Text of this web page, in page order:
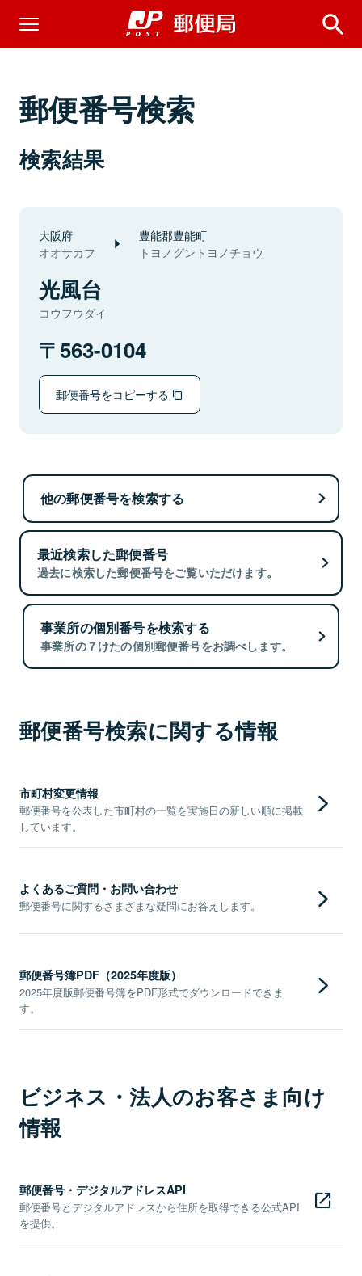
郵便番号検索
検索結果
大阪府
オオサカフ
豊能郡豊能町
トヨノグントヨノチョウ
光風台
コウフウダイ
563-0104
郵便番号をコピーする
他の郵便番号を検索する
最近検索した郵便番号
過去に検索した郵便番号をご覧いただけます。
事業所の個別番号を検索する
事業所の７けたの個別郵便番号をお調べします。
郵便番号検索に関する情報
市町村変更情報
郵便番号を公表した市町村の一覧を実施日の新しい順に掲載
しています。
よくあるご質問・お問い合わせ
郵便番号に関するさまざまな疑問にお答えします。
郵便番号簿PDF（2025年度版）
2025年度版郵便番号簿をPDF形式でダウンロードできま
す。
ビジネス・法人のお客さま向け
情報
郵便番号・デジタルアドレスAPI
郵便番号とデジタルアドレスから住所を取得できる公式API
を提供。